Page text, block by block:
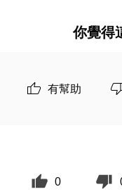
你覺得
有幫助
0